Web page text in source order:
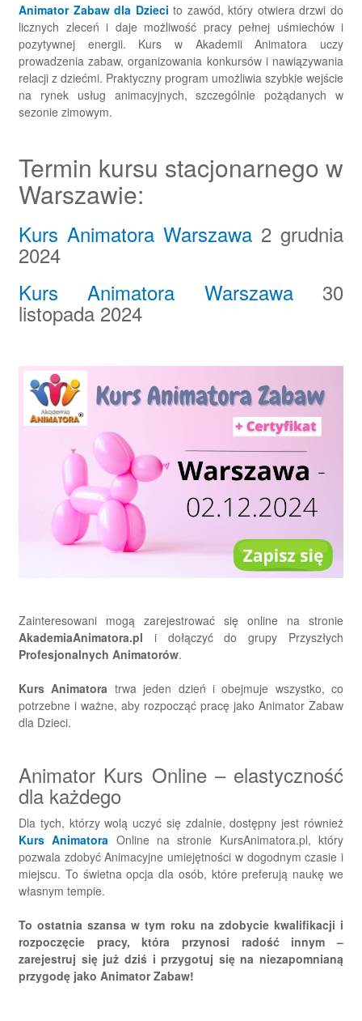
Animator Zabaw dla Dzieci to zawód, który otwiera drzwi do
licznych zleceń i daje możliwość pracy pełnej uśmiechów i
pozytywnej energii. Kurs w Akademii Animatora uczy
prowadzenia zabaw, organizowania konkursów i nawiązywania
relacji z dziećmi. Praktyczny program umożliwia szybkie wejście
na rynek usług animacyjnych, szczególnie pożądanych w
sezonie zimowym.
Termin kursu stacjonarnego w
Warszawie:
Kurs Animatora Warszawa 2 grudnia
2024
Kurs Animatora Warszawa30
listopada 2024
Zainteresowani mogą zarejestrować się online na stronie
AkademiaAnimatora.pl i dołączyć do grupy Przyszłych
Profesjonalnych Animatorów.
Kurs Animatora trwa jeden dzień i obejmuje wszystko, co
potrzebne i ważne, aby rozpocząć pracę jako Animator Zabaw
dla Dzieci.
Animator Kurs Online – elastyczność
dla każdego
Dla tych, którzy wolą uczyć się zdalnie, dostępny jest również
Kurs Animatora Online na stronie KursAnimatora.pl, który
pozwala zdobyć Animacyjne umiejętności w dogodnym czasie i
miejscu. To świetna opcja dla osób, które preferują naukę we
własnym tempie.
To ostatnia szansa w tym roku na zdobycie kwalifikacji i
rozpoczęcie pracy, która przynosi radość innym –
zarejestruj się już dziś i przygotuj się na niezapomnianą
przygodę jako Animator Zabaw!